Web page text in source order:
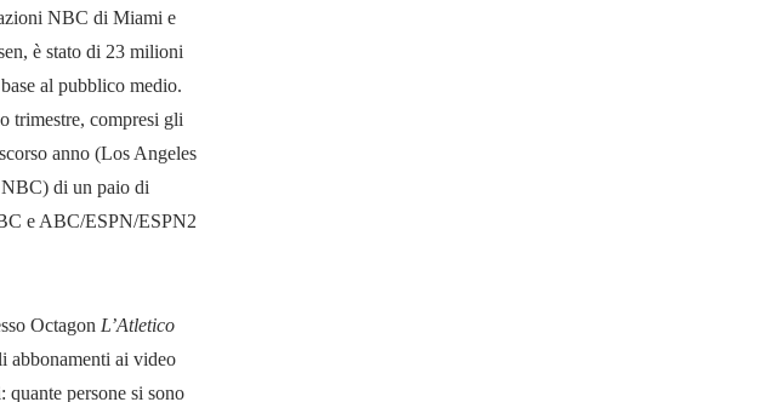
NBC di Miami e
è stato di 23 milioni
al pubblico medio.
trimestre, compresi gli
anno (Los Angeles
NBC) di un paio di
e ABC/ESPN/ESPN2
Octagon L’Atletico
abbonamenti ai video
persone si sono